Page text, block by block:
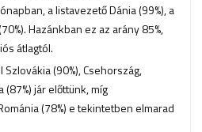
a listavezető Dánia (99%), a
Hazánkban ez az arány 85%,
átlagtól.
(90%), Csehország,
(87%) jár előttünk, míg
(78%) e tekintetben elmarad